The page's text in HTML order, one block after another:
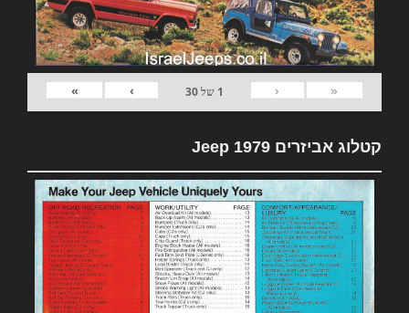
«
‹
1 של30
›
»
קטלוג אביזרים 1979 Jeep